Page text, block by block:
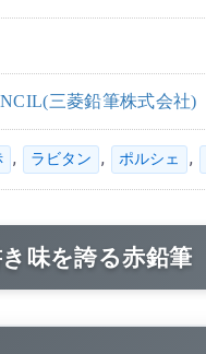
三菱鉛筆株式会社)
, ラビタン , ポルシェ ,
味を誇る赤鉛筆